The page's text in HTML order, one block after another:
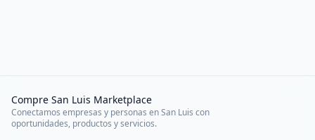
Compre San Luis Marketplace
Conectamos empresas y personas en San Luis con
oportunidades, productos y servicios.